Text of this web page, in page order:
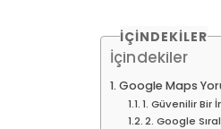
İÇINDEKILER
İçindekiler
Google Maps
1. Güvenilir Bir
2. Google